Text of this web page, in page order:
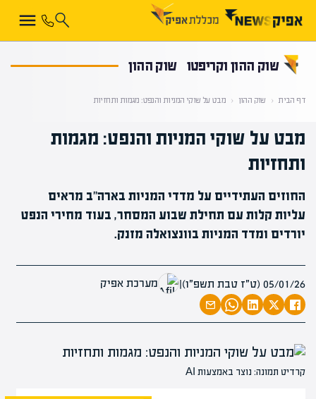
שוק ההון וקריפטו שוק ההון
דף הבית ‹ שוק ההון ‹ מבט על שוקי המניות והנפט: מגמות ותחזיות
מבט על שוקי המניות והנפט: מגמות
ותחזיות
החוזים העתידיים על מדדי המניות בארה"ב מראים
עליות קלות עם תחילת שבוע המסחר, בעוד מחירי הנפט
יורדים ומדד המניות בוונצואלה מזנק.
05/01/26 (ט״ז טבת תשפ״ו) | מערכת אפיק
קרדיט תמונה: נוצר באמצעות AI